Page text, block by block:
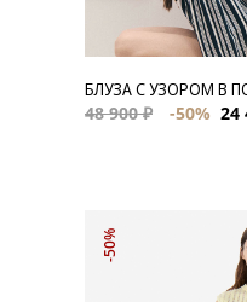
БЛУЗА С УЗОРОМ В
48 900 ₽
-50% 24
-50%